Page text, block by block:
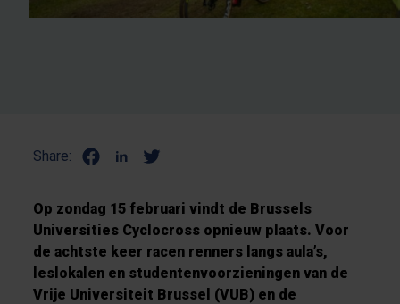
Share:
Op zondag 15 februari vindt de Brussels
Universities Cyclocross opnieuw plaats. Voor
de achtste keer racen renners langs aula’s,
leslokalen en studentenvoorzieningen van de
Vrije Universiteit Brussel (VUB) en de